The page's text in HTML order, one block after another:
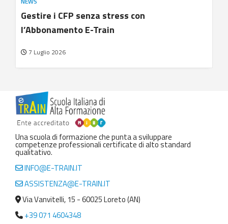
Gestire i CFP senza stress con
l’Abbonamento E-Train
7 Luglio 2026
Una scuola di formazione che punta a sviluppare
competenze professionali certificate di alto standard
qualitativo.
INFO@E-TRAIN.IT
ASSISTENZA@E-TRAIN.IT
Via Vanvitelli, 15 - 60025 Loreto (AN)
+39 071 4604348